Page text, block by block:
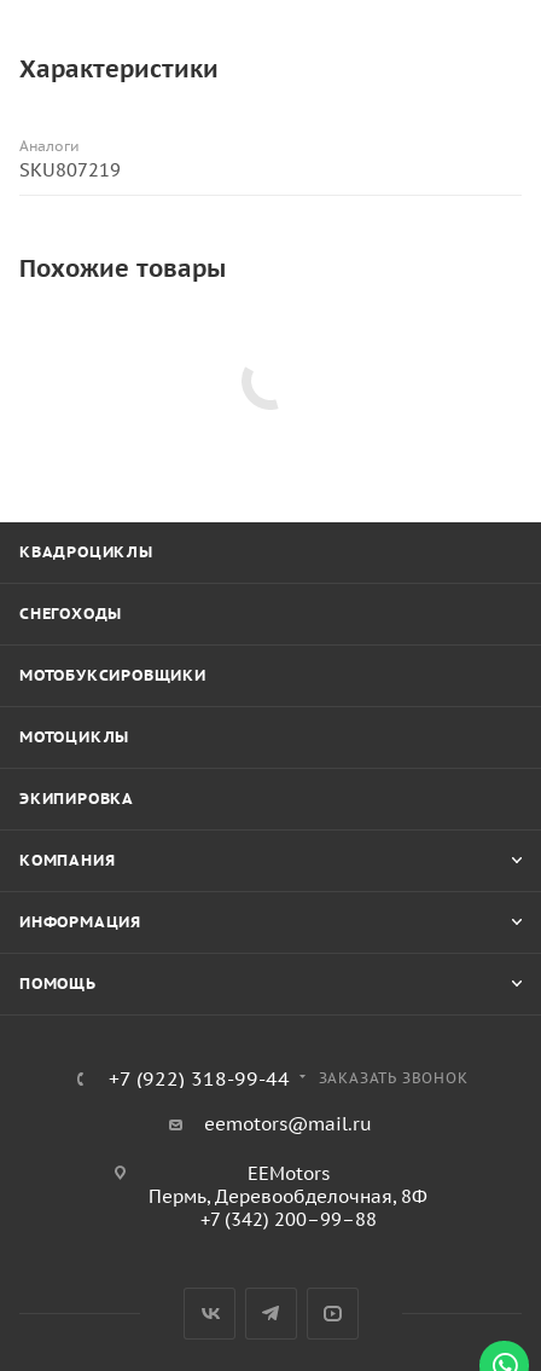
Характеристики
Аналоги
SKU807219
Похожие товары
КВАДРОЦИКЛЫ
СНЕГОХОДЫ
МОТОБУКСИРОВЩИКИ
МОТОЦИКЛЫ
ЭКИПИРОВКА
КОМПАНИЯ
ИНФОРМАЦИЯ
ПОМОЩЬ
+7 (922) 318-99-44 ЗАКАЗАТЬ ЗВОНОК
eemotors@mail.ru
EEMotors
Пермь, Деревообделочная, 8Ф
+7 (342) 200–99–88